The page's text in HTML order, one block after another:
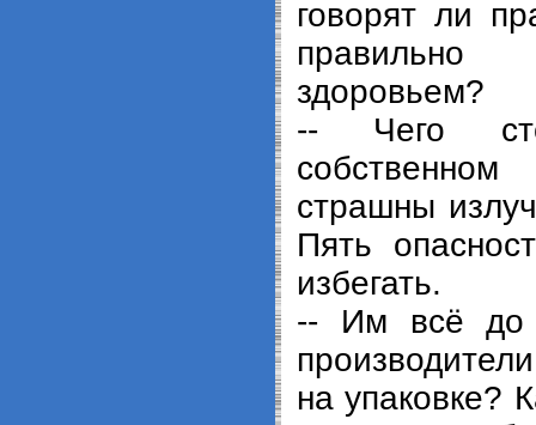
говорят ли
здоровьем?
-- Чего
страшны
Пять
избегать.
-- Им всё до
на упаковке?